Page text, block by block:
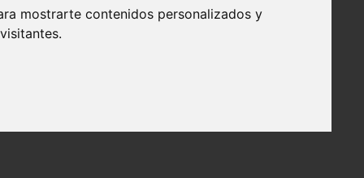
mostrarte contenidos personalizados y